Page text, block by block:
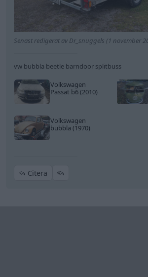
Senast redigerat av Dr_snuggels (1 november
vw bubbla beetle barndoor splitbuss
Volkswagen
Passat b6 (2010)
Volkswagen
bubbla (1970)
Citera